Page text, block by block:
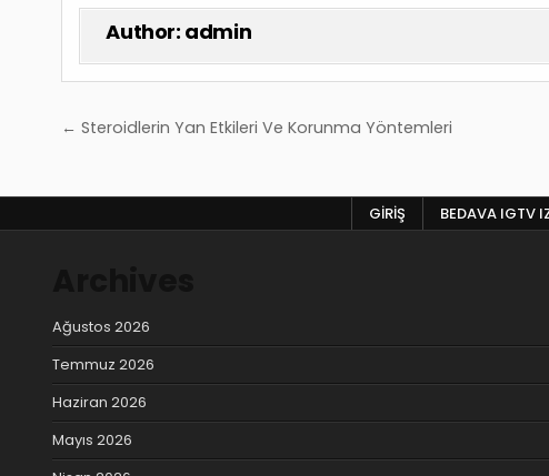
Author: admin
Yazı
← Steroidlerin Yan Etkileri Ve Korunma Yöntemleri
GIRIŞ BEDAVA IGTV
Ağustos 2026
Temmuz 2026
Haziran 2026
Mayıs 2026